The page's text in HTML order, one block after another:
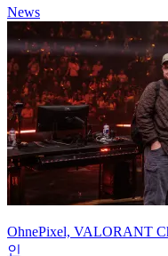
News
OhnePixel, VALORANT
인